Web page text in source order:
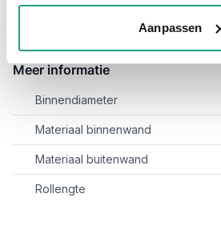
Aanpassen
slijtende delen.
Meer informatie
Binnendiameter
Materiaal binnenwand
Materiaal buitenwand
Rollengte